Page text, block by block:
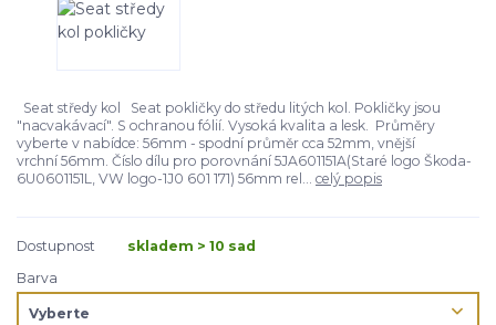
Seat středy kol Seat pokličky do středu litých kol. Pokličky jsou
"nacvakávací". S ochranou fólií. Vysoká kvalita a lesk. Průměry
vyberte v nabídce: 56mm - spodní průměr cca 52mm, vnější
vrchní 56mm. Číslo dílu pro porovnání 5JA601151A(Staré logo Škoda-
6U0601151L, VW logo-1J0 601 171) 56mm rel... celý popis
Dostupnost
skladem > 10 sad
Barva